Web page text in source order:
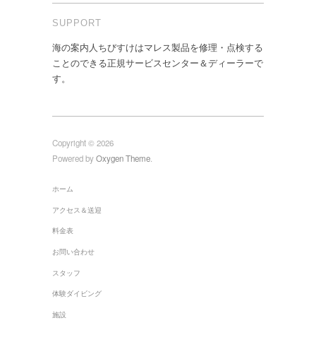
SUPPORT
海の案内人ちびすけはマレス製品を修理・点検する
ことのできる正規サービスセンター＆ディーラーで
す。
Copyright © 2026
Powered byOxygen Theme
ホーム
アクセス＆送迎
料金表
お問い合わせ
スタッフ
体験ダイビング
施設